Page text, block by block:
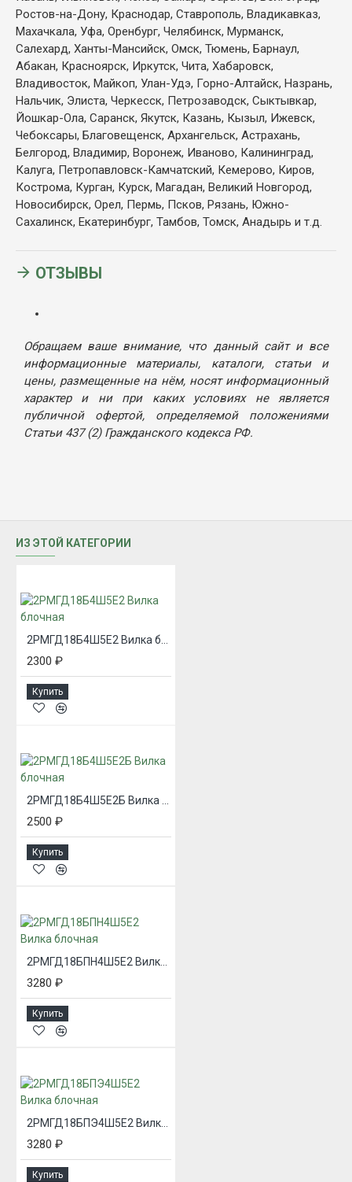
Ростов-на-Дону, Краснодар, Ставрополь, Владикавказ,
Махачкала, Уфа, Оренбург, Челябинск, Мурманск,
Салехард, Ханты-Мансийск, Омск, Тюмень, Барнаул,
Абакан, Красноярск, Иркутск, Чита, Хабаровск,
Владивосток, Майкоп, Улан-Удэ, Горно-Алтайск, Назрань,
Нальчик, Элиста, Черкесск, Петрозаводск, Сыктывкар,
Йошкар-Ола, Саранск, Якутск, Казань, Кызыл, Ижевск,
Чебоксары, Благовещенск, Архангельск, Астрахань,
Белгород, Владимир, Воронеж, Иваново, Калининград,
Калуга, Петропавловск-Камчатский, Кемерово, Киров,
Кострома, Курган, Курск, Магадан, Великий Новгород,
Новосибирск, Орел, Пермь, Псков, Рязань, Южно-
Сахалинск, Екатеринбург, Тамбов, Томск, Анадырь и т.д.
ОТЗЫВЫ
Обращаем ваше внимание, что данный сайт и все
информационные материалы, каталоги, статьи и
цены, размещенные на нём, носят информационный
характер и ни при каких условиях не является
публичной офертой, определяемой положениями
Статьи 437 (2) Гражданского кодекса РФ.
ИЗ ЭТОЙ КАТЕГОРИИ
2300 ₽
Купить
2РМГД18Б4Ш5Е2Б Вилка блочная
2500 ₽
Купить
2РМГД18БПН4Ш5Е2 Вилка блочная
3280 ₽
Купить
3280 ₽
Купить